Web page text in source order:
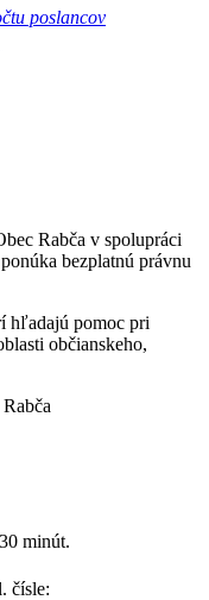
poslancov
Rabča v spolupráci
bezplatnú právnu
hľadajú pomoc pri
občianskeho,
minút.
čísle: